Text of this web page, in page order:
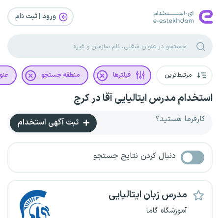
ورود | ثبت‌ نام
مرتبط‌ترین فیلترها منطقه جستجو
استخدام مدرس ایتالیایی آقا در کرج
کارفرما هستید؟ ثبت آگهی استخدام
دنبال کردن نتایج جستجو
مدرس زبان ایتالیایی
آموزشگاه گاما